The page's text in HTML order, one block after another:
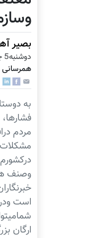
بصیر
دوشنبه5 جنوری 2009
همرسانی
به
مردم
مشکلات
وصنف
است
ارگان